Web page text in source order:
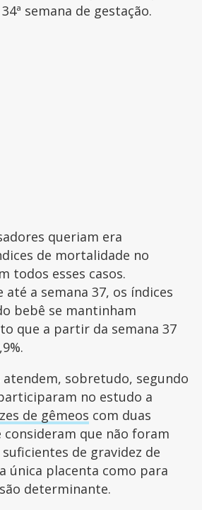
semana de gestação.
queriam era
de mortalidade no
todos esses casos.
até a semana 37, os índices
bebê se mantinham
que a partir da semana 37
atendem, sobretudo, segundo
no estudo a
de gêmeos com duas
consideram que não foram
de gravidez de
única placenta como para
determinante.